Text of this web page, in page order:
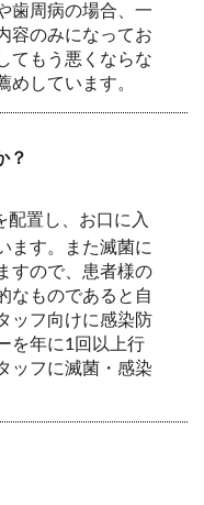
歯周病の場合、一
容のみになってお
てもう悪くならな
めしています。
？
配置し、お口に入
ます。また滅菌に
すので、患者様の
なものであると自
ッフ向けに感染防
を年に1回以上行
ッフに滅菌・感染